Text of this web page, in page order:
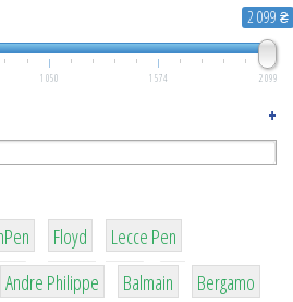
2 099 ₴
1 050 1 574 2 099
+
2
Floyd
2
Lecce Pen
1
Andre Philippe
4
Balmain
26
Bergamo